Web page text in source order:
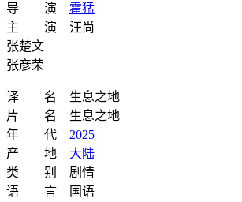
导 演 霍猛
主 演 汪尚
张楚文
张彦荣
译 名 生息之地
片 名 生息之地
年 代 2025
产 地 大陆
类 别 剧情
语 言 国语